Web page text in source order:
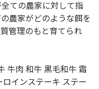
ての農家に対して指
農家がどのような餌を
管理のもと育てられ
牛肉 和牛 黒毛和牛 霜
インステーキ ステー